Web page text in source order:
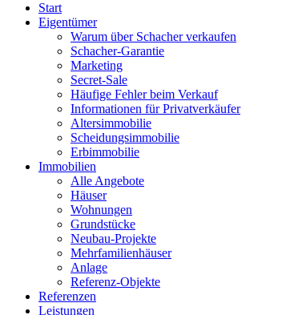
Start
Eigentümer
Warum über Schacher verkaufen
Schacher-Garantie
Marketing
Secret-Sale
Häufige Fehler beim Verkauf
Informationen für Privatverkäufer
Altersimmobilie
Scheidungsimmobilie
Erbimmobilie
Immobilien
Alle Angebote
Häuser
Wohnungen
Grundstücke
Neubau-Projekte
Mehrfamilienhäuser
Anlage
Referenz-Objekte
Referenzen
Leistungen